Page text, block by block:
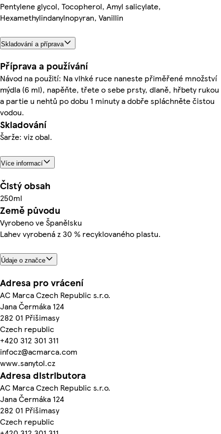
Pentylene glycol, Tocopherol, Amyl salicylate,
Hexamethylindanylnopyran, Vanillin
Skladování a příprava
Příprava a používání
Návod na použití: Na vlhké ruce naneste přiměřené množství
mýdla (6 ml), napěňte, třete o sebe prsty, dlaně, hřbety rukou
a partie u nehtů po dobu 1 minuty a dobře spláchněte čistou
vodou.
Skladování
Šarže: viz obal.
Více informací
Čistý obsah
250ml
Země původu
Vyrobeno ve Španělsku
Lahev vyrobená z 30 % recyklovaného plastu.
Údaje o značce
Adresa pro vrácení
AC Marca Czech Republic s.r.o.
Jana Čermáka 124
282 01 Přišimasy
Czech republic
+420 312 301 311
infocz@acmarca.com
www.sanytol.cz
Adresa distributora
AC Marca Czech Republic s.r.o.
Jana Čermáka 124
282 01 Přišimasy
Czech republic